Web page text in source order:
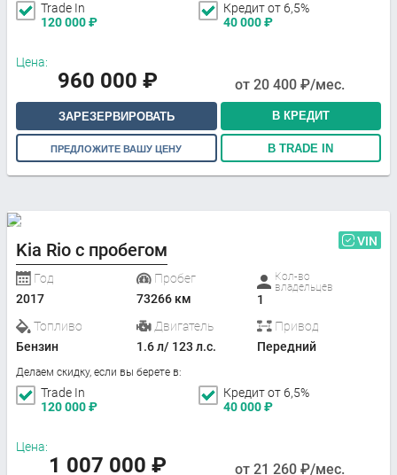
Trade In
120 000₽
Кредит от 6,5%
40 000₽
Цена:
960 000 ₽ от 20 400 ₽/мес.
ЗАРЕЗЕРВИРОВАТЬ В КРЕДИТ
ПРЕДЛОЖИТЕ ВАШУ ЦЕНУ В TRADE IN
Kia Rio с пробегом VIN
Год
2017
Пробег
73266 км
Кол-во
владельцев
1
Топливо
Бензин
Двигатель
1.6 л/ 123 л.с.
Привод
Передний
Делаем скидку, если вы берете в:
Trade In
120 000₽
Кредит от 6,5%
40 000₽
Цена:
1 007 000 ₽ от 21 260 ₽/мес.